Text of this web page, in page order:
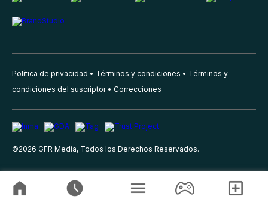
Política de privacidad Términos y condiciones
Términos y
condiciones del suscriptor
Correcciones
©2026 GFR Media, Todos los Derechos Reservados.